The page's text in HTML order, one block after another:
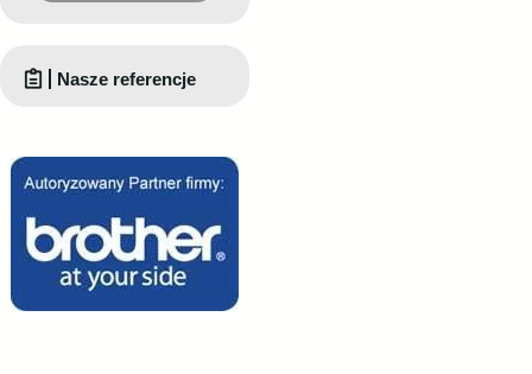
Nasze referencje